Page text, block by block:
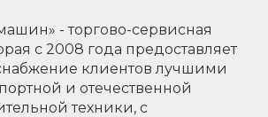
- торгово-сервисная
с 2008 года предоставляет
клиентов лучшими
и отечественной
техники, с